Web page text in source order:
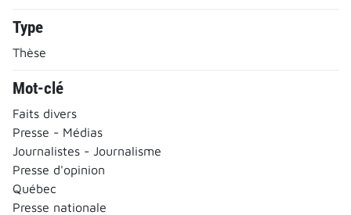
Type
Thèse
Mot-clé
Faits divers
Presse - Médias
Journalistes - Journalisme
Presse d'opinion
Québec
Presse nationale